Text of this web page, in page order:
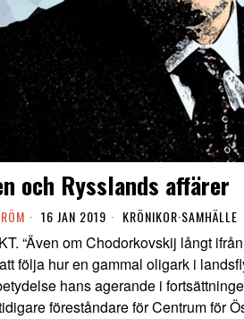
och Rysslands affärer
16 JAN 2019 KRÖNIKOR·SAMHÄLLE
“Även om Chodorkovskij långt
följa hur en gammal oligark i
hans agerande i
föreståndare för Centrum för